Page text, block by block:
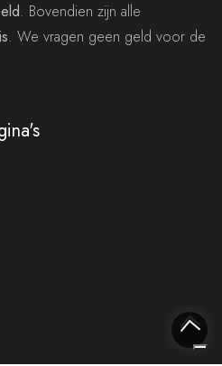
. Bovendien zijn alle
. We vragen geen geld voor de